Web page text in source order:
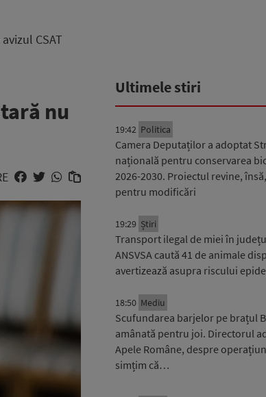
CSAT
nu
Ultimele stiri
19:42 Politica
Camera Deputaților a adoptat
națională pentru conservarea
2026-2030. Proiectul revine,
pentru modificări
19:29 Știri
Transport ilegal de miei în
ANSVSA caută 41 de animale
avertizează asupra riscului
18:50 Mediu
Scufundarea barjelor pe brațul
amânată pentru joi. Directorul
Apele Române, despre
simțim că…